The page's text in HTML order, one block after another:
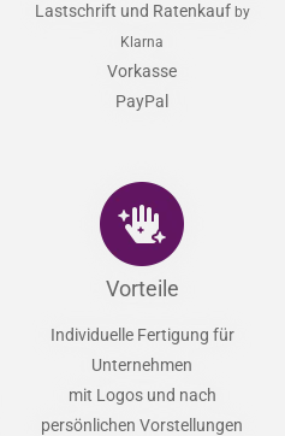
Lastschrift und Ratenkauf by
Klarna
Vorkasse
PayPal
Vorteile
Individuelle Fertigung für
Unternehmen
mit Logos und nach
persönlichen Vorstellungen